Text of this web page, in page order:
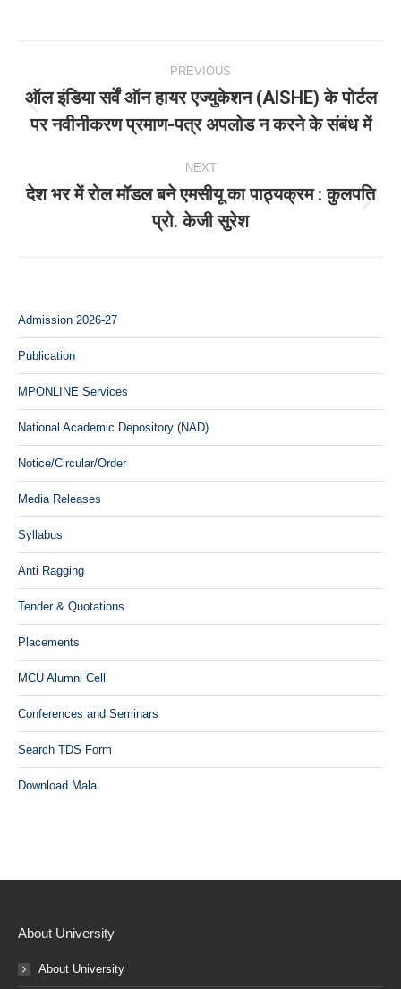
navigation
PREVIOUS
Previous
post:
ऑल इंडिया सर्वें ऑन हायर एज्‍युकेशन (AISHE) के पोर्टल
पर नवीनीकरण प्रमाण-पत्र अपलोड न करने के संबंध में
NEXT
Next
post:
देश भर में रोल मॉडल बने एमसीयू का पाठ्यक्रम : कुलपति
प्रो. केजी सुरेश
Admission 2026-27
Publication
MPONLINE Services
National Academic Depository (NAD)
Notice/Circular/Order
Media Releases
Syllabus
Anti Ragging
Tender & Quotations
Placements
MCU Alumni Cell
Conferences and Seminars
Search TDS Form
Download Mala
About University
About University